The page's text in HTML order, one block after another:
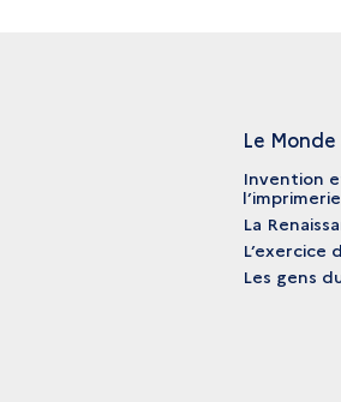
Le
Invention
l’imprimerie
La
L’exercice
Les gens